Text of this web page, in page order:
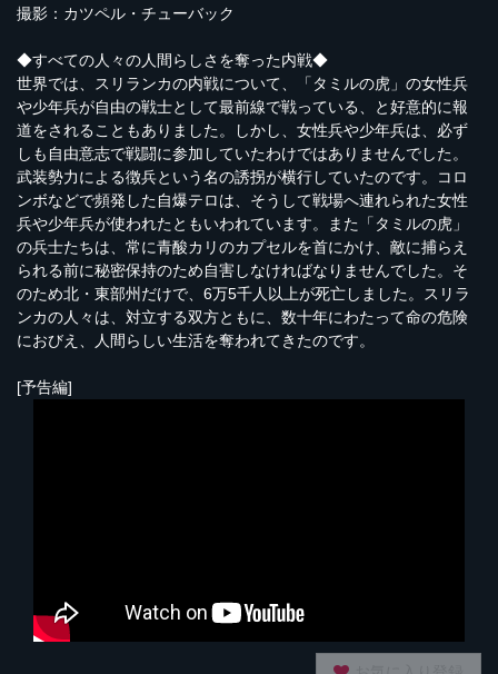
撮影：カツペル・チューバック
◆すべての人々の人間らしさを奪った内戦◆
世界では、スリランカの内戦について、「タミルの虎」の女性兵
や少年兵が自由の戦士として最前線で戦っている、と好意的に報
道をされることもありました。しかし、女性兵や少年兵は、必ず
しも自由意志で戦闘に参加していたわけではありませんでした。
武装勢力による徴兵という名の誘拐が横行していたのです。コロ
ンボなどで頻発した自爆テロは、そうして戦場へ連れられた女性
兵や少年兵が使われたともいわれています。また「タミルの虎」
の兵士たちは、常に青酸カリのカプセルを首にかけ、敵に捕らえ
られる前に秘密保持のため自害しなければなりませんでした。そ
のため北・東部州だけで、6万5千人以上が死亡しました。スリラ
ンカの人々は、対立する双方ともに、数十年にわたって命の危険
におびえ、人間らしい生活を奪われてきたのです。
[予告編]